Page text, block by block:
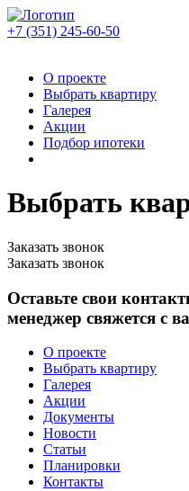
+7 (351) 245-60-50
О проекте
Выбрать квартиру
Галерея
Акции
Подбор ипотеки
Выбрать
Заказать звонок
Заказать звонок
Оставьте свои
менеджер свяжется с
О проекте
Выбрать квартиру
Галерея
Акции
Документы
Новости
Статьи
Планировки
Контакты